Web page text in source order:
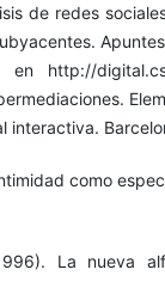
de redes
http://
interactiva.
como
La nueva